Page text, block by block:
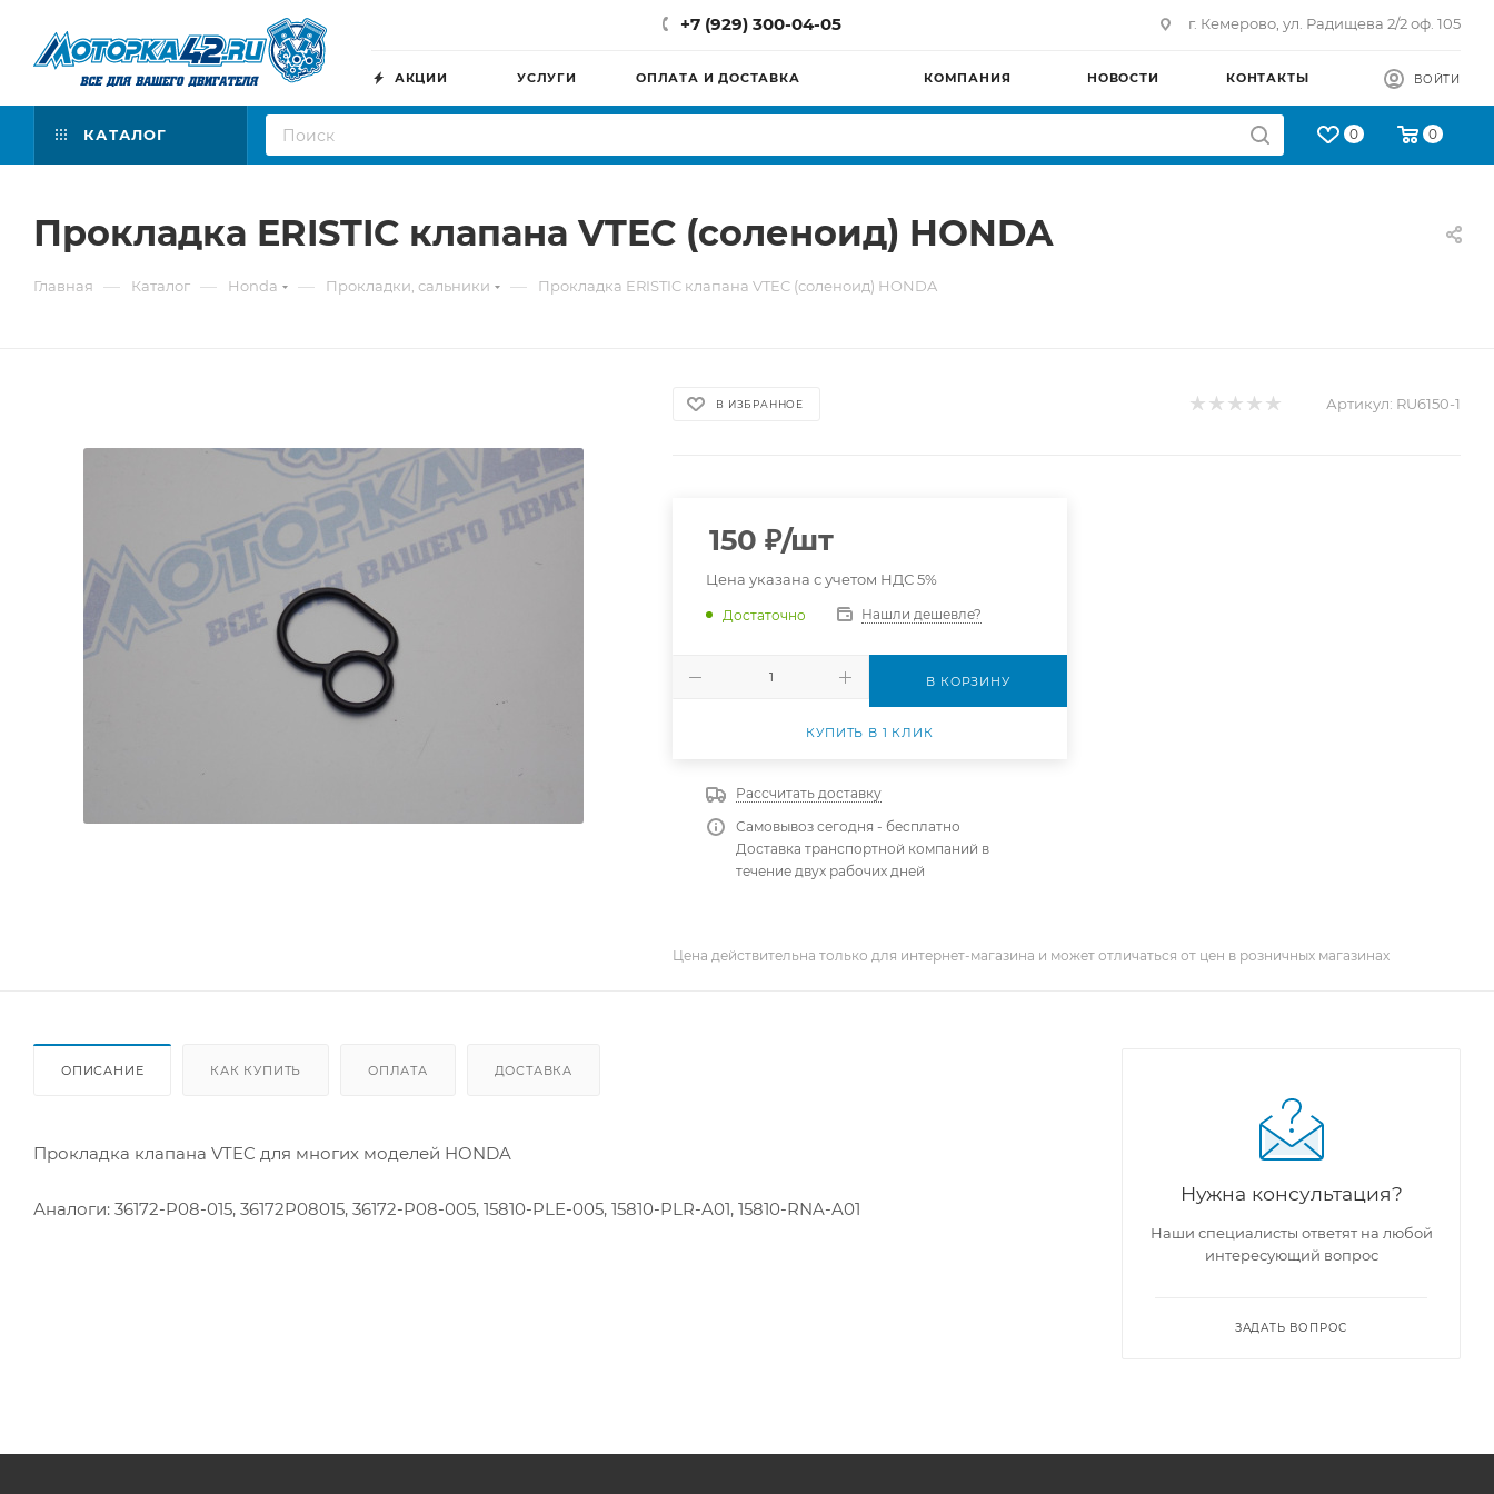
+7 (929) 300-04-05 г. Кемерово, ул. Радищева 2/2 оф. 105
АКЦИИ УСЛУГИ ОПЛАТА И ДОСТАВКА КОМПАНИЯ НОВОСТИ КОНТАКТЫ ВОЙТИ
КАТАЛОГ 0 0
Прокладка ERISTIC клапана VTEC (соленоид) HONDA
Главная — Каталог — Honda — Прокладки, сальники — Прокладка ERISTIC клапана VTEC (соленоид) HONDA
В ИЗБРАННОЕ Артикул: RU6150-1
150 ₽/шт
Цена указана с учетом НДС 5%
Достаточно Нашли дешевле?
В КОРЗИНУ
КУПИТЬ В 1 КЛИК
Рассчитать доставку
Самовывоз сегодня - бесплатно
Доставка транспортной компаний в
течение двух рабочих дней
Цена действительна только для интернет-магазина и может отличаться от цен в розничных магазинах
ОПИСАНИЕ КАК КУПИТЬ ОПЛАТА ДОСТАВКА
Прокладка клапана VTEC для многих моделей HONDA
Аналоги: 36172-P08-015, 36172P08015, 36172-P08-005, 15810-PLE-005, 15810-PLR-A01, 15810-RNA-A01
Нужна консультация?
Наши специалисты ответят на любой
интересующий вопрос
ЗАДАТЬ ВОПРОС